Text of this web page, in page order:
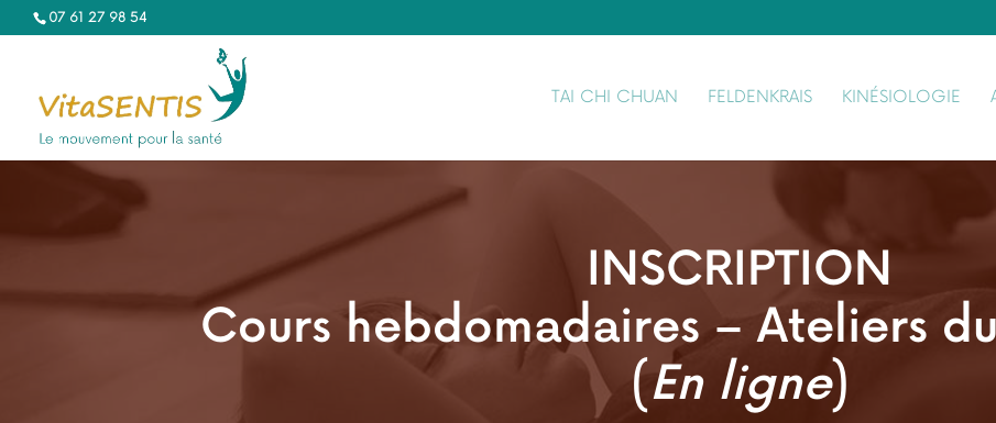
07 61 27 98 54‬
TAI CHI CHUAN FELDENKRAIS KINÉSIOLOGIE
INSCRIPTION
Cours hebdomadaires – Ateliers
(En ligne)